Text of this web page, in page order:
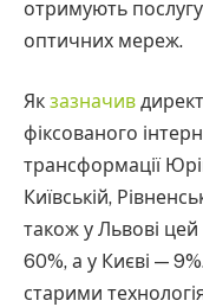
отримують
оптичних мереж.
Як зазначив
фіксованого
трансформації
Київській,
також у Львові
60%, а у Києві —
старими